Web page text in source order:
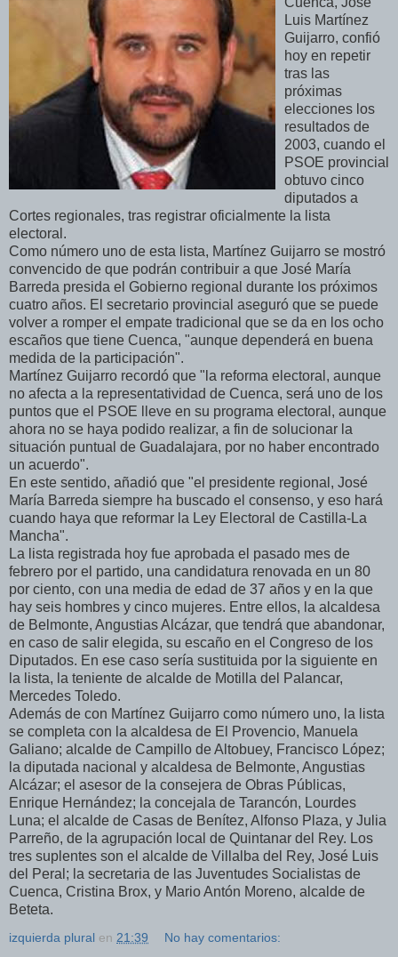
Luis Martínez
Guijarro, confió
hoy en repetir
tras las
próximas
elecciones los
resultados de
2003, cuando el
PSOE provincial
obtuvo cinco
diputados a
Cortes regionales, tras registrar oficialmente la lista
electoral.
Como número uno de esta lista, Martínez Guijarro se mostró
convencido de que podrán contribuir a que José María
Barreda presida el Gobierno regional durante los próximos
cuatro años. El secretario provincial aseguró que se puede
volver a romper el empate tradicional que se da en los ocho
escaños que tiene Cuenca, "aunque dependerá en buena
medida de la participación".
Martínez Guijarro recordó que "la reforma electoral, aunque
no afecta a la representatividad de Cuenca, será uno de los
puntos que el PSOE lleve en su programa electoral, aunque
ahora no se haya podido realizar, a fin de solucionar la
situación puntual de Guadalajara, por no haber encontrado
un acuerdo".
En este sentido, añadió que "el presidente regional, José
María Barreda siempre ha buscado el consenso, y eso hará
cuando haya que reformar la Ley Electoral de Castilla-La
Mancha".
La lista registrada hoy fue aprobada el pasado mes de
febrero por el partido, una candidatura renovada en un 80
por ciento, con una media de edad de 37 años y en la que
hay seis hombres y cinco mujeres. Entre ellos, la alcaldesa
de Belmonte, Angustias Alcázar, que tendrá que abandonar,
en caso de salir elegida, su escaño en el Congreso de los
Diputados. En ese caso sería sustituida por la siguiente en
la lista, la teniente de alcalde de Motilla del Palancar,
Mercedes Toledo.
Además de con Martínez Guijarro como número uno, la lista
se completa con la alcaldesa de El Provencio, Manuela
Galiano; alcalde de Campillo de Altobuey, Francisco López;
la diputada nacional y alcaldesa de Belmonte, Angustias
Alcázar; el asesor de la consejera de Obras Públicas,
Enrique Hernández; la concejala de Tarancón, Lourdes
Luna; el alcalde de Casas de Benítez, Alfonso Plaza, y Julia
Parreño, de la agrupación local de Quintanar del Rey. Los
tres suplentes son el alcalde de Villalba del Rey, José Luis
del Peral; la secretaria de las Juventudes Socialistas de
Cuenca, Cristina Brox, y Mario Antón Moreno, alcalde de
Beteta.
izquierda plural en 21:39 No hay comentarios: